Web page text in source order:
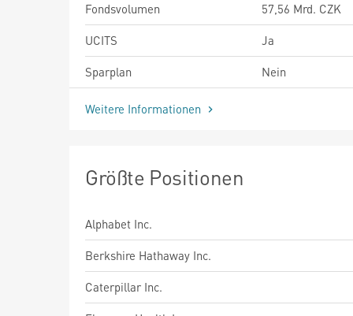
Fondsvolumen
57,56 Mrd. CZK
UCITS
Ja
Sparplan
Nein
Weitere Informationen
Größte Positionen
Alphabet Inc.
Berkshire Hathaway Inc.
Caterpillar Inc.